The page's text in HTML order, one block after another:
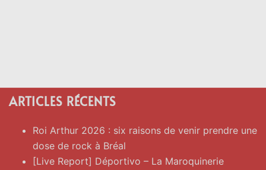
ARTICLES RÉCENTS
Roi Arthur 2026 : six raisons de venir prendre une
dose de rock à Bréal
[Live Report] Déportivo – La Maroquinerie